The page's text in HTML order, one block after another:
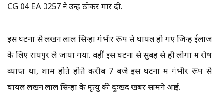
CG 04 EA 0257 ने उन्हें ठोकर मार दी.
इस घटना से लखन लाल सिन्हा गंभीर रूप से घायल हो गए जिन्हें ईलाज
के लिए रायपुर ले जाया गया. वहीं इस घटना से सुबह से ही लोगों में रोष
व्याप्त था, शाम होते होते करीब 7 बजे इस घटना में गंभीर रूप से
घायल लखन लाल सिन्हा के मृत्यु की दुःखद खबर सामने आई.